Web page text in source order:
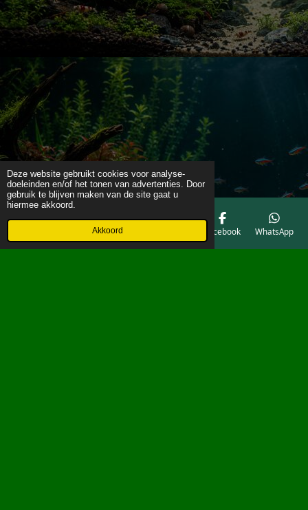
Deze website gebruikt cookies voor analyse-
doeleinden en/of het tonen van advertenties. Door
gebruik te blijven maken van de site gaat u
hiermee akkoord.
Akkoord
Telefoonnummer Facebook WhatsApp